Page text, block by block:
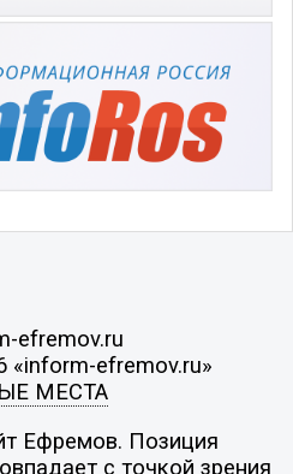
efremov.ru
efremov.ru»
МЕСТА
Ефремов. Позиция
с точкой зрения